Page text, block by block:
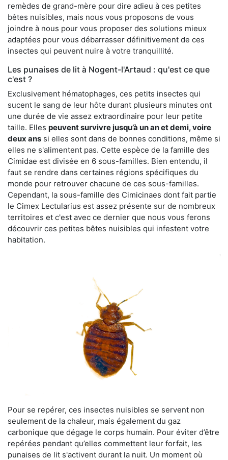
remèdes de grand-mère pour dire adieu à ces petites
bêtes nuisibles, mais nous vous proposons de vous
joindre à nous pour vous proposer des solutions mieux
adaptées pour vous débarrasser définitivement de ces
insectes qui peuvent nuire à votre tranquillité.
Les punaises de lit à Nogent-l'Artaud : qu'est ce que
c'est ?
Exclusivement hématophages, ces petits insectes qui
sucent le sang de leur hôte durant plusieurs minutes ont
une durée de vie assez extraordinaire pour leur petite
taille. Elles peuvent survivre jusqu’à un an et demi, voire
deux ans si elles sont dans de bonnes conditions, même si
elles ne s'alimentent pas. Cette espèce de la famille des
Cimidae est divisée en 6 sous-familles. Bien entendu, il
faut se rendre dans certaines régions spécifiques du
monde pour retrouver chacune de ces sous-familles.
Cependant, la sous-famille des Cimicinaes dont fait partie
le Cimex Lectularius est assez présente sur de nombreux
territoires et c'est avec ce dernier que nous vous ferons
découvrir ces petites bêtes nuisibles qui infestent votre
habitation.
Pour se repérer, ces insectes nuisibles se servent non
seulement de la chaleur, mais également du gaz
carbonique que dégage le corps humain. Pour éviter d’être
repérées pendant qu’elles commettent leur forfait, les
punaises de lit s'activent durant la nuit. Un moment où